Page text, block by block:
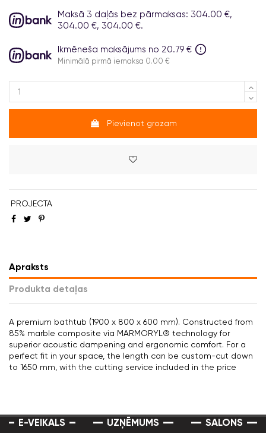
Maksā 3 daļās bez pārmaksas: 304.00 €,
304.00 €, 304.00 €.
Ikmēneša maksājums no 20.79 €
Minimālā pirmā iemaksa 0.00 €
Pievienot grozam
PROJECTA
Apraksts
Produkta detaļas
A premium bathtub (1900 x 800 x 600 mm). Constructed from
85% marble composite via MARMORYL® technology for
superior acoustic dampening and ergonomic comfort. For a
perfect fit in your space, the length can be custom-cut down
to 1650 mm, with the cutting service included in the price
E-VEIKALS UZŅĒMUMS SALONS